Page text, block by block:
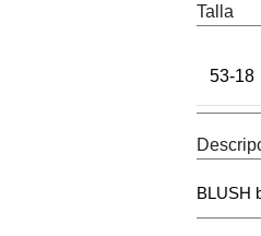
Talla
53-18
BLUSH